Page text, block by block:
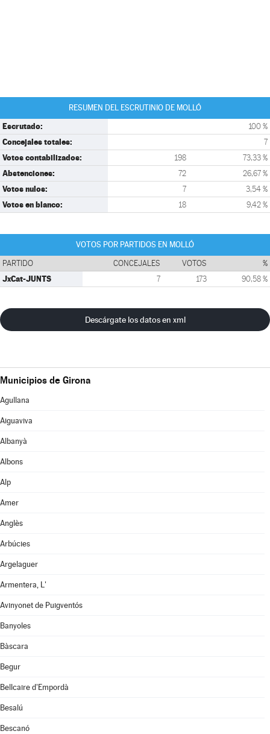
RESUMEN DEL ESCRUTINIO DE MOLLÓ
Escrutado: 100 %
Concejales totales: 7
Votos contabilizados: 198 73,33 %
Abstenciones: 72 26,67 %
Votos nulos: 7 3,54 %
Votos en blanco: 18 9,42 %
VOTOS POR PARTIDOS EN MOLLÓ
PARTIDO CONCEJALES VOTOS %
JxCat-JUNTS 7 173 90,58 %
Descárgate los datos en xml
Municipios de Girona
Agullana
Aiguaviva
Albanyà
Albons
Alp
Amer
Anglès
Arbúcies
Argelaguer
Armentera, L'
Avinyonet de Puigventós
Banyoles
Bàscara
Begur
Bellcaire d'Empordà
Besalú
Bescanó